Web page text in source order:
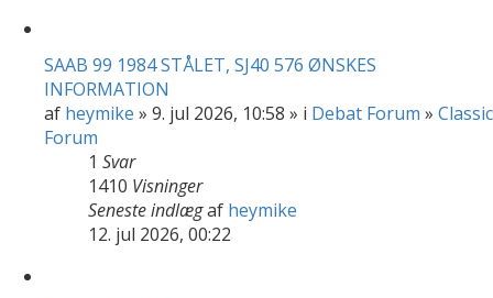
SAAB 99 1984 STÅLET, SJ40 576 ØNSKES
INFORMATION
af heymike » 9. jul 2026, 10:58 » i Debat Forum » Classic
Forum
1 Svar
1410 Visninger
Seneste indlægaf heymike
12. jul 2026, 00:22